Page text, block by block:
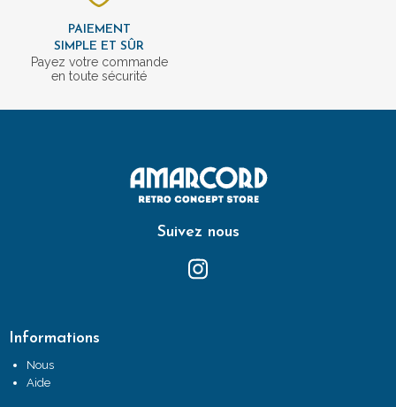
PAIEMENT
SIMPLE ET SÛR
Payez votre commande
en toute sécurité
Suivez nous
Informations
Nous
Aide